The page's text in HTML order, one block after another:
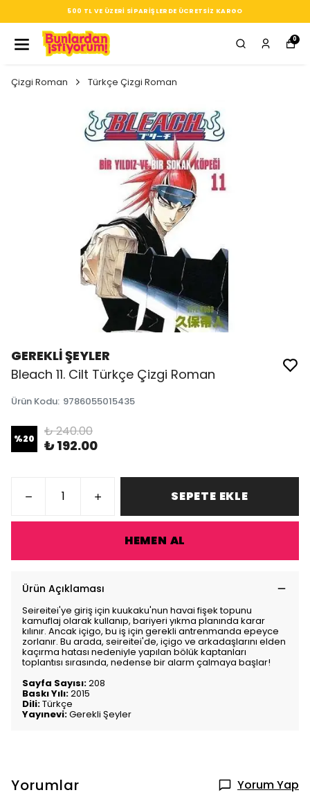
SEÇTIĞIN HER ÜRÜN, TARZINA DAIR KÜÇÜK BIR IMZA
0
Çizgi Roman Türkçe Çizgi Roman
GEREKLİ ŞEYLER
Bleach 11. Cilt Türkçe Çizgi Roman
Ürün Kodu: 9786055015435
%20 ₺ 240.00
₺ 192.00
SEPETE EKLE
HEMEN AL
Ürün Açıklaması
Seireitei'ye giriş için kuukaku'nun havai fişek topunu
kamuflaj olarak kullanıp, bariyeri yıkma planında karar
kılınır. Ancak içigo, bu iş için gerekli antrenmanda epeyce
zorlanır. Bu arada, seireitei'de, içigo ve arkadaşlarını elden
kaçırma hatası nedeniyle yapılan bölük kaptanları
toplantısı sırasında, nedense bir alarm çalmaya başlar!
Sayfa Sayısı:208
Baskı Yılı:2015
Dili:Türkçe
Yayınevi:Gerekli Şeyler
Yorumlar Yorum Yap